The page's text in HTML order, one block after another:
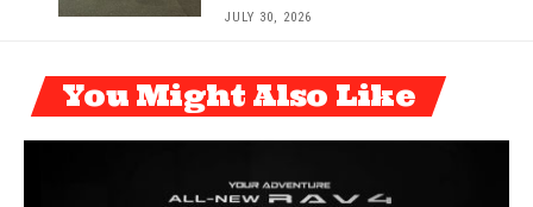
JULY 30, 2026
You Might Also Like